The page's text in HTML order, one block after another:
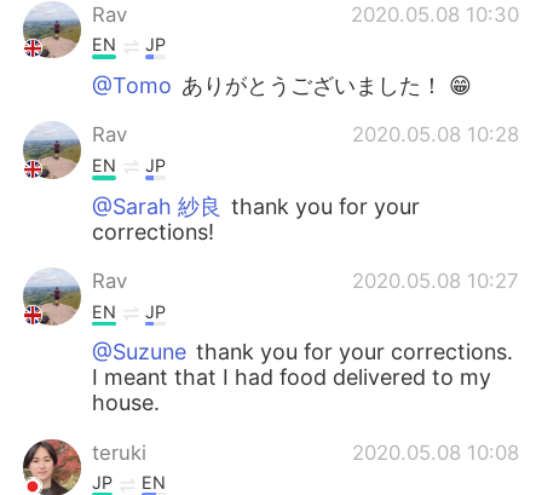
Rav 2020.05.08 10:30
EN JP
@Tomo ありがとうございました！ 😁
Rav 2020.05.08 10:28
EN JP
@Sarah 紗良 thank you for your
corrections!
Rav 2020.05.08 10:27
EN JP
@Suzune thank you for your corrections.
I meant that I had food delivered to my
house.
teruki 2020.05.08 10:08
JP EN